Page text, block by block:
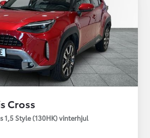
Cross
1,5 Style (130HK) vinterhjul